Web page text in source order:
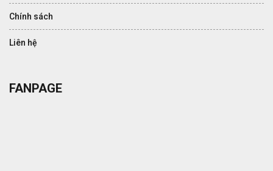
Chính sách
Liên hệ
FANPAGE